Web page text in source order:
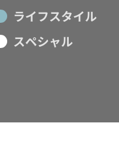
ライフスタイル
スペシャル